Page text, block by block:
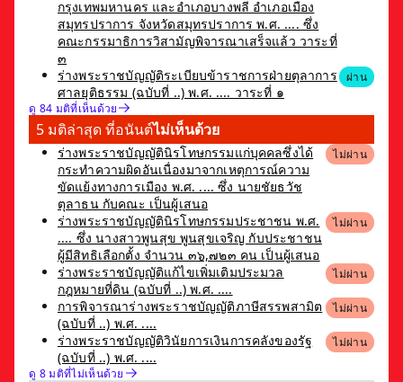
กรุงเทพมหานคร และอำเภอบางพลี อำเภอเมือง
สมุทรปราการ จังหวัดสมุทรปราการ พ.ศ. .... ซึ่ง
คณะกรรมาธิการวิสามัญพิจารณาเสร็จแล้ว วาระที่
๓
ร่างพระราชบัญญัติระเบียบข้าราชการฝ่ายตุลาการ
ศาลยุติธรรม (ฉบับที่ ..) พ.ศ. .... วาระที่ ๑
ผ่าน
ดู 84 มติที่เห็นด้วย
5 มติล่าสุด ที่อนันต์ไม่เห็นด้วย
ร่างพระราชบัญญัตินิรโทษกรรมแก่บุคคลซึ่งได้
กระทำความผิดอันเนื่องมาจากเหตุการณ์ความ
ขัดแย้งทางการเมือง พ.ศ. .... ซึ่ง นายชัยธวัช
ตุลาธน กับคณะ เป็นผู้เสนอ
ไม่ผ่าน
ร่างพระราชบัญญัตินิรโทษกรรมประชาชน พ.ศ.
.... ซึ่ง นางสาวพูนสุข พูนสุขเจริญ กับประชาชน
ผู้มีสิทธิเลือกตั้ง จำนวน ๓๖,๗๒๓ คน เป็นผู้เสนอ
ไม่ผ่าน
ร่างพระราชบัญญัติแก้ไขเพิ่มเติมประมวล
กฎหมายที่ดิน (ฉบับที่ ..) พ.ศ. ....
ไม่ผ่าน
การพิจารณาร่างพระราชบัญญัติภาษีสรรพสามิต
(ฉบับที่ ..) พ.ศ. ....
ไม่ผ่าน
ร่างพระราชบัญญัติวินัยการเงินการคลังของรัฐ
(ฉบับที่ ..) พ.ศ. ....
ไม่ผ่าน
ดู 8 มติที่ไม่เห็นด้วย